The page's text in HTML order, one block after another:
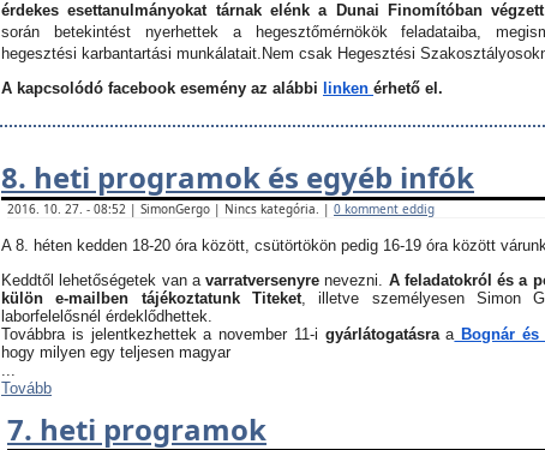
érdekes esettanulmányokat tárnak elénk a Dunai Finomítóban
során betekintést nyerhettek a hegesztőmérnökök feladataiba,
hegesztési karbantartási munkálatait. Nem csak Hegesztési
A kapcsolódó facebook esemény az alábbi
linken érhető el.
8. heti programok és egyéb infók
2016. 10. 27. - 08:52 | SimonGergo | Nincs kategória. | 0 komment eddig
A 8. héten kedden 18-20 óra között, csütörtökön pedig 16-19 óra között
Keddtől lehetőségetek van a varratversenyrenevezni. A feladatokról és a
külön e-mailben tájékoztatunk Titeket, illetve személyesen Simon
laborfelelősnél érdeklődhettek.
Továbbra is jelentkezhettek a november 11-i gyárlátogatásraaBognár és
hogy milyen egy teljesen magyar
...
Tovább
7. heti programok